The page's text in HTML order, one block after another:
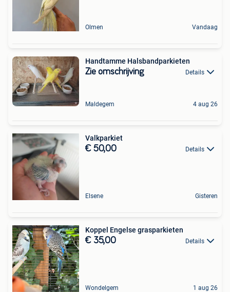
Olmen Vandaag
Handtamme Halsbandparkieten
Zie omschrijving Details
Maldegem 4 aug 26
Valkparkiet
€ 50,00 Details
Elsene Gisteren
Koppel Engelse grasparkieten
€ 35,00 Details
Wondelgem 1 aug 26